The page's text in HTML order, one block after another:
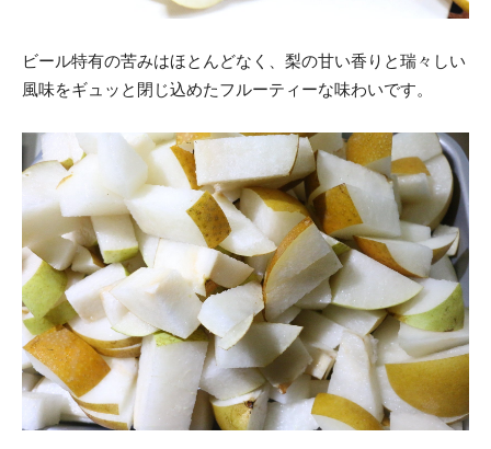
ビール特有の苦みはほとんどなく、梨の甘い香りと瑞々しい
風味をギュッと閉じ込めたフルーティーな味わいです。